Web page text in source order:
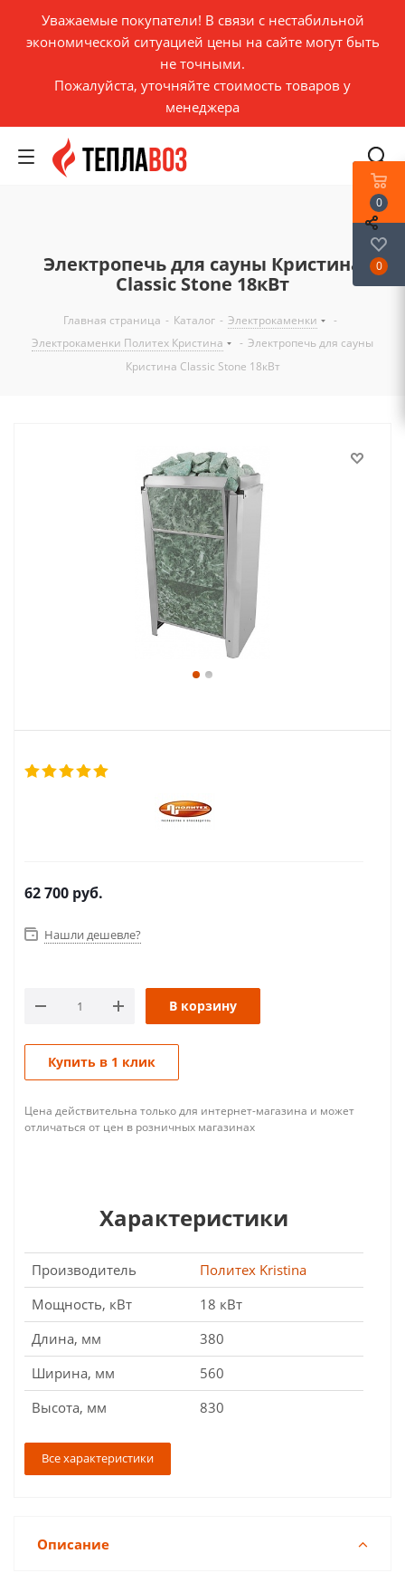
Уважаемые покупатели! В связи с нестабильной
экономической ситуацией цены на сайте могут быть
не точными.
Пожалуйста, уточняйте стоимость товаров у
менеджера
Электропечь для сауны Кристина
Classic Stone 18кВт
Главная страница - Каталог - Электрокаменки
-
Электрокаменки Политех Кристина
- Электропечь для сауны
Кристина Classic Stone 18кВт
62 700 руб.
Нашли дешевле?
В корзину
Купить в 1 клик
Цена действительна только для интернет-магазина и может
отличаться от цен в розничных магазинах
Характеристики
Производитель
Политех Kristina
Мощность, кВт
18 кВт
Длина, мм
380
Ширина, мм
560
Высота, мм
830
Все характеристики
Описание
0
0